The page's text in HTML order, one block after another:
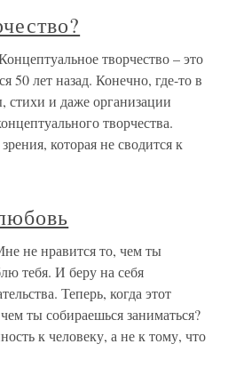
творчество – это
50 лет назад. Конечно, где-то в
стихи и даже организации
творчества.
которая не сводится к
не нравится то, чем ты
тебя. И беру на себя
Теперь, когда этот
ты собираешься заниматься?
к человеку, а не к тому, что